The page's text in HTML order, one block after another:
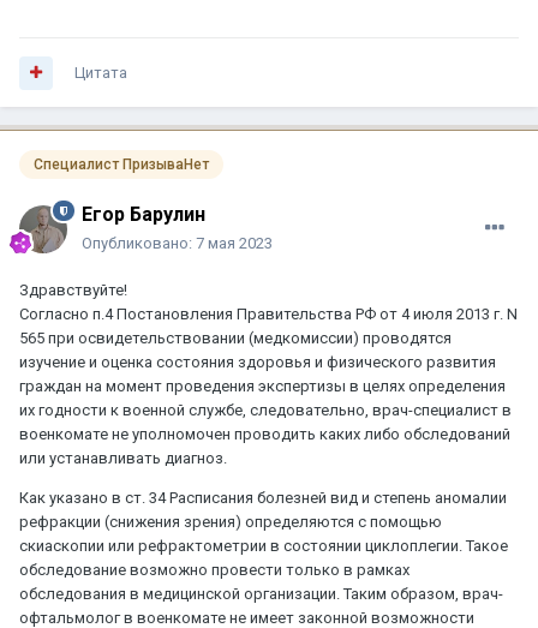
Цитата
Специалист ПризываНет
Егор Барулин
Опубликовано: 7 мая 2023
Здравствуйте!
Согласно п.4 Постановления Правительства РФ от 4 июля 2013 г. N
565 при освидетельствовании (медкомиссии) проводятся
изучение и оценка состояния здоровья и физического развития
граждан на момент проведения экспертизы в целях определения
их годности к военной службе, следовательно, врач-специалист в
военкомате не уполномочен проводить каких либо обследований
или устанавливать диагноз.
Как указано в ст. 34 Расписания болезней вид и степень аномалии
рефракции (снижения зрения) определяются с помощью
скиаскопии или рефрактометрии в состоянии циклоплегии. Такое
обследование возможно провести только в рамках
обследования в медицинской организации. Таким образом, врач-
офтальмолог в военкомате не имеет законной возможности